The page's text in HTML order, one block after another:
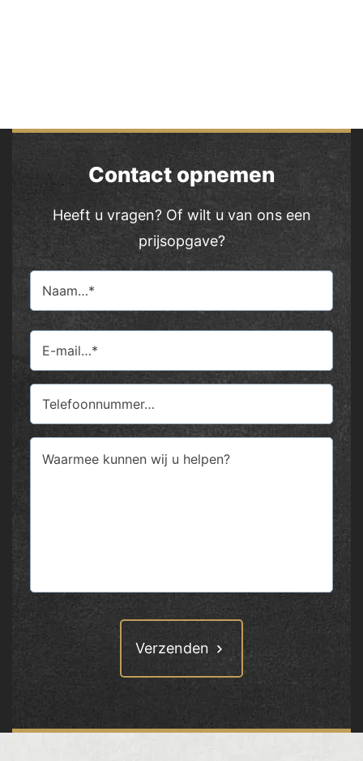
Contact opnemen
Heeft u vragen? Of wilt u van ons een
prijsopgave?
(Vereist)
Voornaam
(Vereist)
(Vereist)